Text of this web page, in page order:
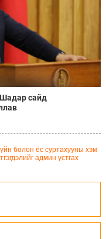
сайд
болон ёс суртахууны хэм
админ устгах